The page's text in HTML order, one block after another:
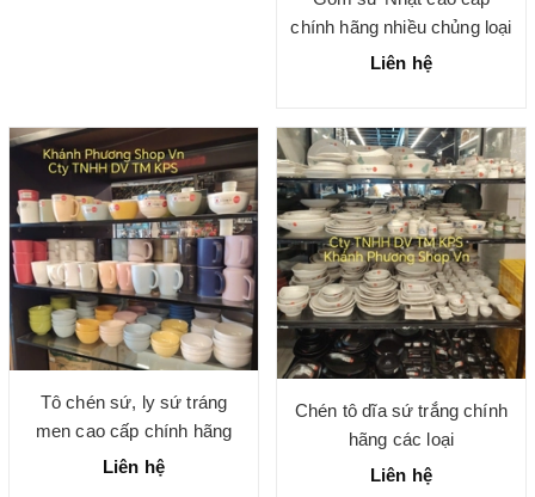
chính hãng nhiều chủng loại
Liên hệ
Tô chén sứ, ly sứ tráng
men cao cấp chính hãng
Liên hệ
Chén tô dĩa sứ trắng chính
hãng các loại
Liên hệ